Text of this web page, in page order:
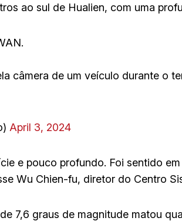
ao sul de Hualien, com uma
câmera de um veículo durante o
April 3, 2024
e pouco profundo. Foi sentido
Wu Chien-fu, diretor do Centro
7,6 graus de magnitude matou